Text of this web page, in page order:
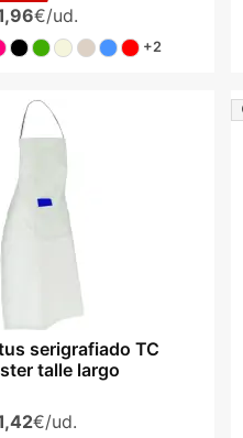
€/ud.
+2
serigrafiado TC
talle largo
€/ud.